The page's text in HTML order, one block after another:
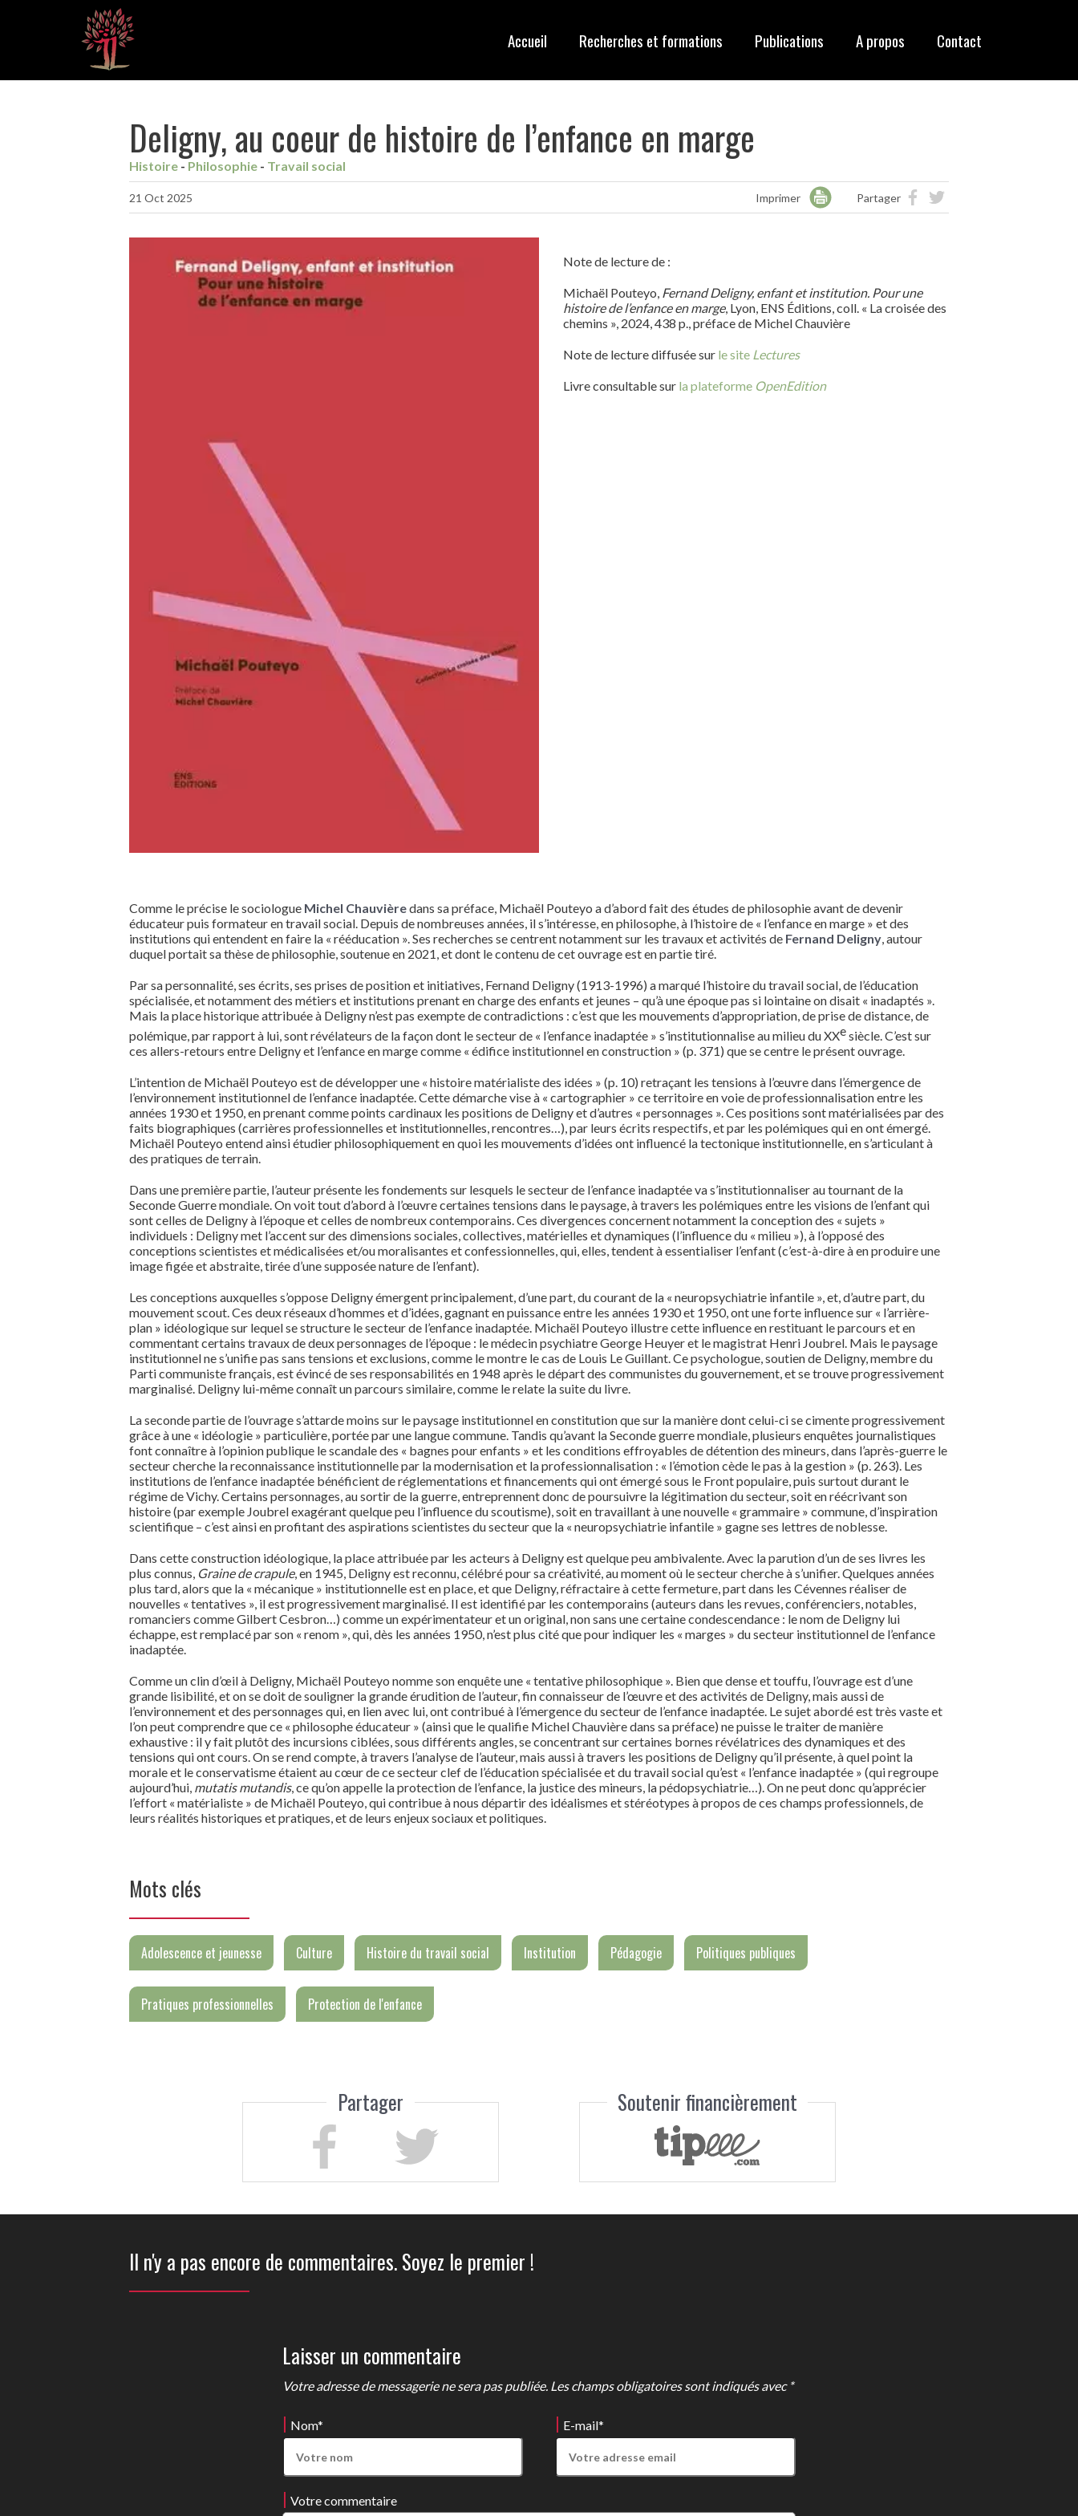
Accueil Recherches et formations Publications A propos Contact
Deligny, au coeur de histoire de l’enfance en marge
Histoire Philosophie Travail social
21 Oct 2025 Imprimer Partager
Note de lecture de :
Michaël Pouteyo, Fernand Deligny, enfant et institution. Pour une
histoire de l’enfance en marge, Lyon, ENS Éditions, coll. « La croisée des
chemins », 2024, 438 p., préface de Michel Chauvière
Note de lecture diffusée sur le site Lectures
Livre consultable sur la plateforme OpenEdition
Comme le précise le sociologue Michel Chauvièredans sa préface, Michaël Pouteyo a d’abord fait des études de philosophie avant de devenir
éducateur puis formateur en travail social. Depuis de nombreuses années, il s’intéresse, en philosophe, à l’histoire de « l’enfance en marge » et des
institutions qui entendent en faire la « rééducation ». Ses recherches se centrent notamment sur les travaux et activités de Fernand Deligny, autour
duquel portait sa thèse de philosophie, soutenue en 2021, et dont le contenu de cet ouvrage est en partie tiré.
Par sa personnalité, ses écrits, ses prises de position et initiatives, Fernand Deligny (1913-1996) a marqué l’histoire du travail social, de l’éducation
spécialisée, et notamment des métiers et institutions prenant en charge des enfants et jeunes – qu’à une époque pas si lointaine on disait « inadaptés ».
Mais la place historique attribuée à Deligny n’est pas exempte de contradictions : c’est que les mouvements d’appropriation, de prise de distance, de
polémique, par rapport à lui, sont révélateurs de la façon dont le secteur de « l’enfance inadaptée » s’institutionnalise au milieu du XXesiècle. C’est sur
ces allers-retours entre Deligny et l’enfance en marge comme « édifice institutionnel en construction » (p. 371) que se centre le présent ouvrage.
L’intention de Michaël Pouteyo est de développer une « histoire matérialiste des idées » (p. 10) retraçant les tensions à l’œuvre dans l’émergence de
l’environnement institutionnel de l’enfance inadaptée. Cette démarche vise à « cartographier » ce territoire en voie de professionnalisation entre les
années 1930 et 1950, en prenant comme points cardinaux les positions de Deligny et d’autres « personnages ». Ces positions sont matérialisées par des
faits biographiques (carrières professionnelles et institutionnelles, rencontres…), par leurs écrits respectifs, et par les polémiques qui en ont émergé.
Michaël Pouteyo entend ainsi étudier philosophiquement en quoi les mouvements d’idées ont influencé la tectonique institutionnelle, en s’articulant à
des pratiques de terrain.
Dans une première partie, l’auteur présente les fondements sur lesquels le secteur de l’enfance inadaptée va s’institutionnaliser au tournant de la
Seconde Guerre mondiale. On voit tout d’abord à l’œuvre certaines tensions dans le paysage, à travers les polémiques entre les visions de l’enfant qui
sont celles de Deligny à l’époque et celles de nombreux contemporains. Ces divergences concernent notamment la conception des « sujets »
individuels : Deligny met l’accent sur des dimensions sociales, collectives, matérielles et dynamiques (l’influence du « milieu »), à l’opposé des
conceptions scientistes et médicalisées et/ou moralisantes et confessionnelles, qui, elles, tendent à essentialiser l’enfant (c’est-à-dire à en produire une
image figée et abstraite, tirée d’une supposée nature de l’enfant).
Les conceptions auxquelles s’oppose Deligny émergent principalement, d’une part, du courant de la « neuropsychiatrie infantile », et, d’autre part, du
mouvement scout. Ces deux réseaux d’hommes et d’idées, gagnant en puissance entre les années 1930 et 1950, ont une forte influence sur « l’arrière-
plan » idéologique sur lequel se structure le secteur de l’enfance inadaptée. Michaël Pouteyo illustre cette influence en restituant le parcours et en
commentant certains travaux de deux personnages de l’époque : le médecin psychiatre George Heuyer et le magistrat Henri Joubrel. Mais le paysage
institutionnel ne s’unifie pas sans tensions et exclusions, comme le montre le cas de Louis Le Guillant. Ce psychologue, soutien de Deligny, membre du
Parti communiste français, est évincé de ses responsabilités en 1948 après le départ des communistes du gouvernement, et se trouve progressivement
marginalisé. Deligny lui-même connaît un parcours similaire, comme le relate la suite du livre.
La seconde partie de l’ouvrage s’attarde moins sur le paysage institutionnel en constitution que sur la manière dont celui-ci se cimente progressivement
grâce à une « idéologie » particulière, portée par une langue commune. Tandis qu’avant la Seconde guerre mondiale, plusieurs enquêtes journalistiques
font connaître à l’opinion publique le scandale des « bagnes pour enfants » et les conditions effroyables de détention des mineurs, dans l’après-guerre le
secteur cherche la reconnaissance institutionnelle par la modernisation et la professionnalisation : « l’émotion cède le pas à la gestion » (p. 263). Les
institutions de l’enfance inadaptée bénéficient de réglementations et financements qui ont émergé sous le Front populaire, puis surtout durant le
régime de Vichy. Certains personnages, au sortir de la guerre, entreprennent donc de poursuivre la légitimation du secteur, soit en réécrivant son
histoire (par exemple Joubrel exagérant quelque peu l’influence du scoutisme), soit en travaillant à une nouvelle « grammaire » commune, d’inspiration
scientifique – c’est ainsi en profitant des aspirations scientistes du secteur que la « neuropsychiatrie infantile » gagne ses lettres de noblesse.
Dans cette construction idéologique, la place attribuée par les acteurs à Deligny est quelque peu ambivalente. Avec la parution d’un de ses livres les
plus connus, Graine de crapule, en 1945, Deligny est reconnu, célébré pour sa créativité, au moment où le secteur cherche à s’unifier. Quelques années
plus tard, alors que la « mécanique » institutionnelle est en place, et que Deligny, réfractaire à cette fermeture, part dans les Cévennes réaliser de
nouvelles « tentatives », il est progressivement marginalisé. Il est identifié par les contemporains (auteurs dans les revues, conférenciers, notables,
romanciers comme Gilbert Cesbron…) comme un expérimentateur et un original, non sans une certaine condescendance : le nom de Deligny lui
échappe, est remplacé par son « renom », qui, dès les années 1950, n’est plus cité que pour indiquer les « marges » du secteur institutionnel de l’enfance
inadaptée.
Comme un clin d’œil à Deligny, Michaël Pouteyo nomme son enquête une « tentative philosophique ». Bien que dense et touffu, l’ouvrage est d’une
grande lisibilité, et on se doit de souligner la grande érudition de l’auteur, fin connaisseur de l’œuvre et des activités de Deligny, mais aussi de
l’environnement et des personnages qui, en lien avec lui, ont contribué à l’émergence du secteur de l’enfance inadaptée. Le sujet abordé est très vaste et
l’on peut comprendre que ce « philosophe éducateur » (ainsi que le qualifie Michel Chauvière dans sa préface) ne puisse le traiter de manière
exhaustive : il y fait plutôt des incursions ciblées, sous différents angles, se concentrant sur certaines bornes révélatrices des dynamiques et des
tensions qui ont cours. On se rend compte, à travers l’analyse de l’auteur, mais aussi à travers les positions de Deligny qu’il présente, à quel point la
morale et le conservatisme étaient au cœur de ce secteur clef de l’éducation spécialisée et du travail social qu’est « l’enfance inadaptée » (qui regroupe
aujourd’hui, mutatis mutandis, ce qu’on appelle la protection de l’enfance, la justice des mineurs, la pédopsychiatrie…). On ne peut donc qu’apprécier
l’effort « matérialiste » de Michaël Pouteyo, qui contribue à nous départir des idéalismes et stéréotypes à propos de ces champs professionnels, de
leurs réalités historiques et pratiques, et de leurs enjeux sociaux et politiques.
Mots clés
Adolescence et jeunesse Culture Histoire du travail social Institution Pédagogie Politiques publiques
Pratiques professionnelles Protection de l'enfance
Partager Soutenir financièrement
Il n'y a pas encore de commentaires. Soyez le premier !
Laisser un commentaire
Votre adresse de messagerie ne sera pas publiée. Les champs obligatoires sont indiqués avec *
Nom* E-mail*
Votre commentaire